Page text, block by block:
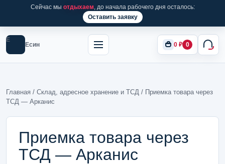
Сейчас мы отдыхаем, до начала рабочего дня осталось:
Оставить заявку
Е
Есин 0 ₽ 0
Главная / Склад, адресное хранение и ТСД / Приемка товара через
ТСД — Арканис
Приемка товара через
ТСД — Арканис